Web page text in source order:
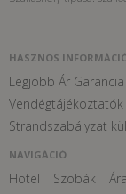
HASZNOS
Legjobb Ár Garancia
Vendégtájékoztatók
Strandszabályzat
NAVIGÁCIÓ
Hotel Szobák